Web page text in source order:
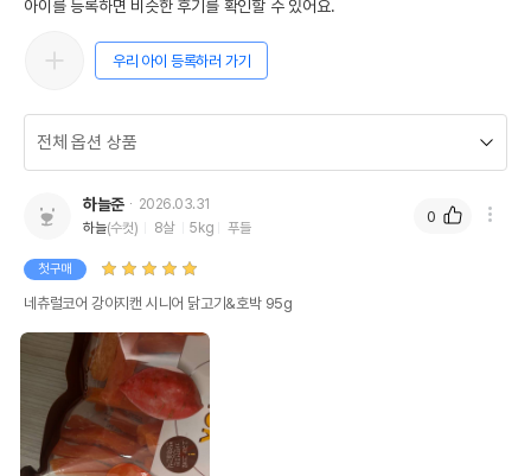
아이를 등록하면 비슷한 후기를 확인할 수 있어요.
우리 아이 등록하러 가기
하늘준
2026.03.31
하늘(수컷) 8살 5kg 푸들
첫구매
네츄럴코어 강아지캔 시니어 닭고기&호박 95g
0